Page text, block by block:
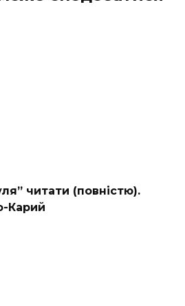
читати (повністю).
Карий